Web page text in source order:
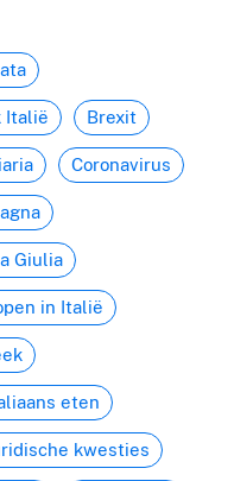
Italië Brexit
Coronavirus
Giulia
in Italië
eten
kwesties